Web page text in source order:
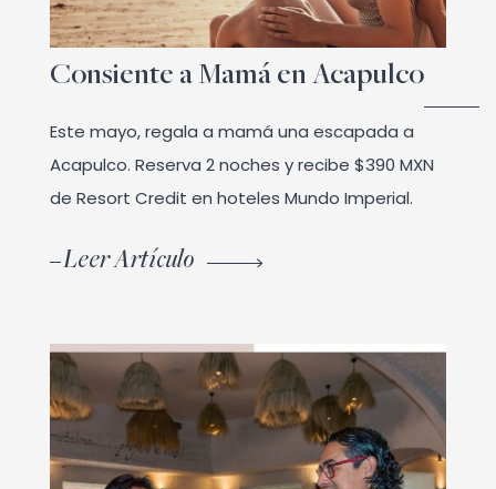
Consiente a Mamá en Acapulco
Este mayo, regala a mamá una escapada a
Acapulco. Reserva 2 noches y recibe $390 MXN
de Resort Credit en hoteles Mundo Imperial.
Leer Artículo